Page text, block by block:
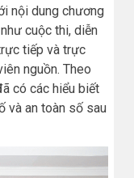
nội dung chương
cuộc thi, diễn
tiếp và trực
nguồn. Theo
có các hiểu biết
và an toàn số sau